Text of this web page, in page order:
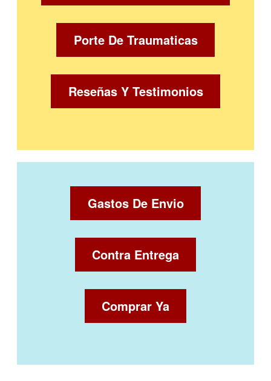
Porte De Traumaticas
Reseñas Y Testimonios
Gastos De Envio
Contra Entrega
Comprar Ya